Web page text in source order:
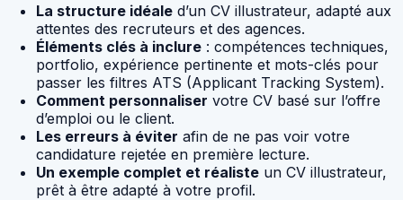
La structure idéale d’un CV illustrateur, adapté aux
attentes des recruteurs et des agences.
Éléments clés à inclure : compétences techniques,
portfolio, expérience pertinente et mots-clés pour
passer les filtres ATS (Applicant Tracking System).
Comment personnaliser votre CV basé sur l’offre
d’emploi ou le client.
Les erreurs à éviter afin de ne pas voir votre
candidature rejetée en première lecture.
Un exemple complet et réaliste un CV illustrateur,
prêt à être adapté à votre profil.